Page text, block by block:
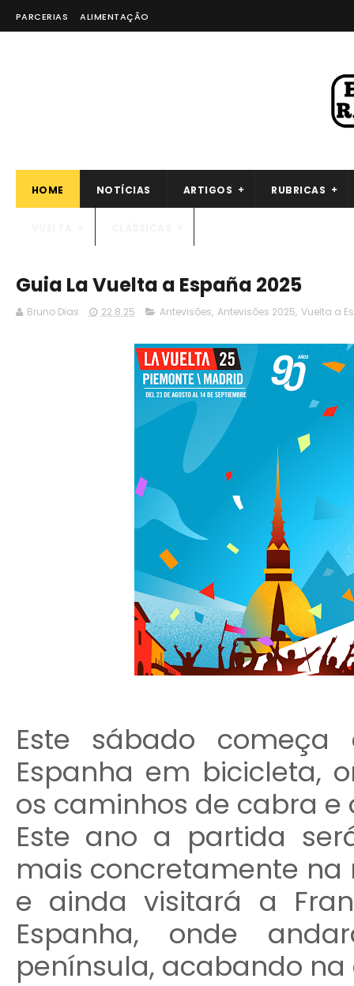
PARCERIAS ALIMENTAÇÃO
HOME NOTÍCIAS ARTIGOS RUBRICAS
Guia La Vuelta a España 2025
Bruno Dias 22.8.25 Antevisões, Antevisões 2025, Vuelta a
Este sábado
Espanha em bicicleta,
os caminhos de cabra
Este ano a partida
mais concretamente
e ainda visitará a
Espanha, onde
península, acabando